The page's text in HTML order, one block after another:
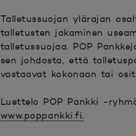
Talletussuojan ylärajan
talletusten jakaminen
talletussuojaa. POP
sen johdosta, että
vastaavat kokonaan tai
Luettelo POP Pankki -
www.poppankki.fi.